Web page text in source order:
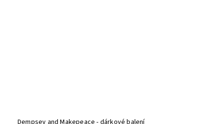
Dempsey and Makepeace - dárkové balení